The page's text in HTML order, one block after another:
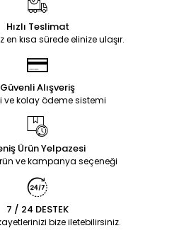
Hızlı Teslimat
en kısa sürede elinize ulaşır.
Güvenli Alışveriş
ve kolay ödeme sistemi
Ürün Yelpazesi
ve kampanya seçeneği
7 / 24 DESTEK
bize iletebilirsiniz.